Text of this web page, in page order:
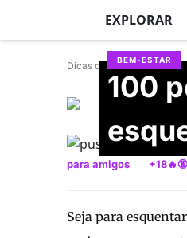
EXPLORAR
BEM-ESTAR
100
Dicas de Mulher
Maria
para amigos +18🔥🔞
Seja para